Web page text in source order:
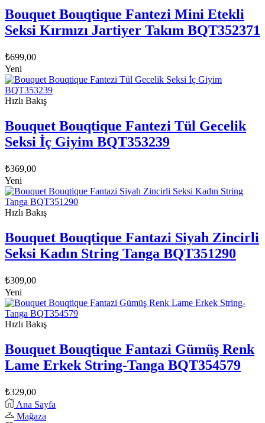
Bouquet Bouqtique Fantezi Mini Etekli
Seksi Kırmızı Jartiyer Takım BQT352371
₺699,00
Yeni
Hızlı Bakış
Bouquet Bouqtique Fantezi Tül Gecelik
Seksi İç Giyim BQT353239
₺369,00
Yeni
Hızlı Bakış
Bouquet Bouqtique Fantazi Siyah Zincirli
Seksi Kadın String Tanga BQT351290
₺309,00
Yeni
Hızlı Bakış
Bouquet Bouqtique Fantazi Gümüş Renk
Lame Erkek String-Tanga BQT354579
₺329,00
Ana Sayfa
Mağaza